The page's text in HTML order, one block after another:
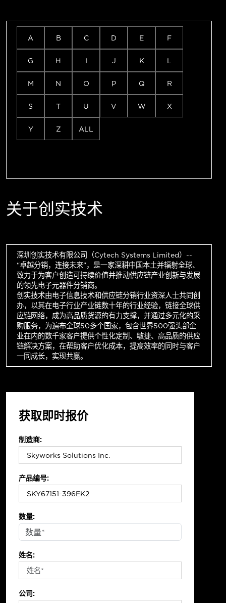
A B C D E F
G H I J K L
M N O P Q R
S T U V W X
Y Z ALL
关于创实技术
深圳创实技术有限公司（Cytech Systems Limited）--
“卓越分销，连接未来”，是一家深耕中国本土并辐射全球、
致力于为客户创造可持续价值并推动供应链产业创新与发展
的领先电子元器件分销商。
创实技术由电子信息技术和供应链分销行业资深人士共同创
办，以其在电子行业产业链数十年的行业经验，链接全球供
应链网络，成为高品质货源的有力支撑，并通过多元化的采
购服务，为遍布全球50多个国家，包含世界500强头部企
业在内的数千家客户提供个性化定制、敏捷、高品质的供应
链解决方案，在帮助客户优化成本，提高效率的同时与客户
一同成长，实现共赢。
获取即时报价
制造商:
产品编号:
数量:
姓名:
公司: